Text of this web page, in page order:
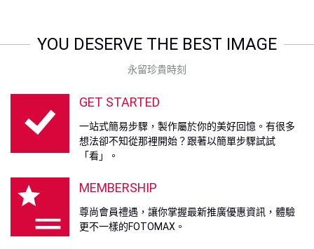
YOU DESERVE THE BEST IMAGE
永留珍貴時刻
GET STARTED
一站式簡易步驟，製作屬於你的美好回憶。有很多
想法卻不知從那裡開始？跟著以簡單步驟試試
「看」。
MEMBERSHIP
尊尚會員禮遇，讓你掌握最新推廣優惠資訊，體驗
更不一樣的FOTOMAX。